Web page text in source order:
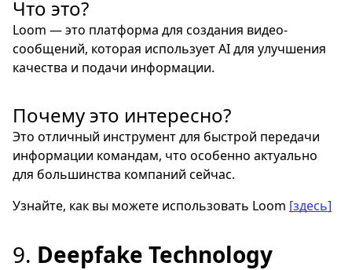
Что это?
Loom — это платформа для создания видео-
сообщений, которая использует AI для улучшения
качества и подачи информации.
Почему это интересно?
Это отличный инструмент для быстрой передачи
информации командам, что особенно актуально
для большинства компаний сейчас.
Узнайте, как вы можете использовать Loom [здесь]
9. Deepfake Technology